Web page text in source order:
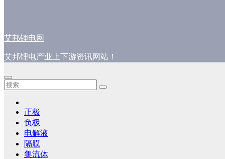
艾邦锂电网
艾邦锂电产业上下游资讯网站！
正极
负极
电解液
隔膜
集流体